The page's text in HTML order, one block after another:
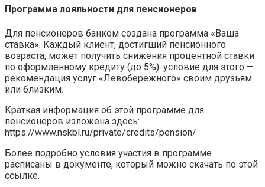
Программа лояльности для пенсионеров
Для пенсионеров банком создана программа «Ваша
ставка». Каждый клиент, достигший пенсионного
возраста, может получить снижения процентной ставки
по оформленному кредиту (до 5%). условие для этого —
рекомендация услуг «Левобережного» своим друзьям
или близким.
Краткая информация об этой программе для
пенсионеров изложена здесь:
https://www.nskbl.ru/private/credits/pension/
Более подробно условия участия в программе
расписаны в документе, который можно скачать по этой
ссылке.